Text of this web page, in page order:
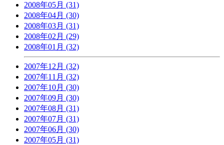
2008年05月 (31)
2008年04月 (30)
2008年03月 (31)
2008年02月 (29)
2008年01月 (32)
2007年12月 (32)
2007年11月 (32)
2007年10月 (30)
2007年09月 (30)
2007年08月 (31)
2007年07月 (31)
2007年06月 (30)
2007年05月 (31)